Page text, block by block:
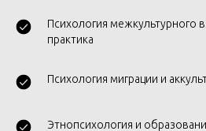
Психология межкультурного
практика
Психология миграции и
Этнопсихология и